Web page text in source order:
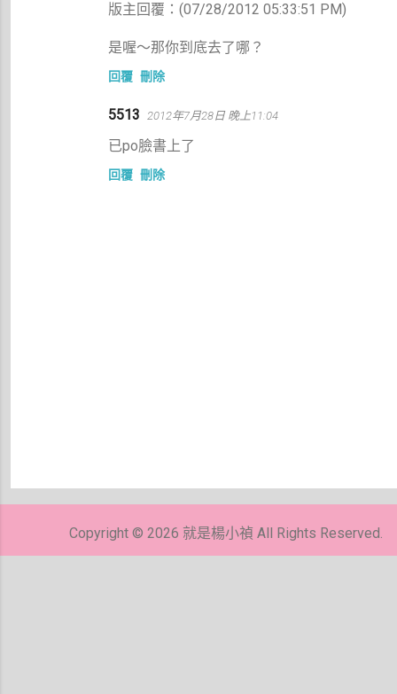
版主回覆：(07/28/2012 05:33:51 PM)
是喔～那你到底去了哪？
回覆 刪除
5513 2012年7月28日 晚上11:04
已po臉書上了
回覆 刪除
貼
Copyright © 2026 就是楊小禎 All Rights Reserved.